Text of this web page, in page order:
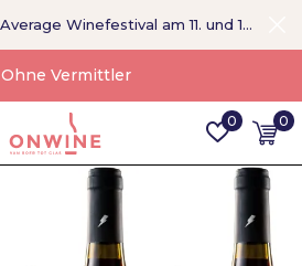
0 0
Ohne Vermittler
Neuigkeiten: Not Your Average Winefestival am 11. und 12. September >